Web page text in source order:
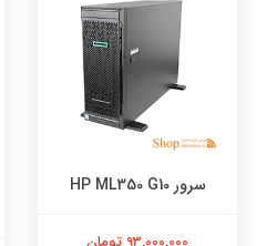
سرور HP ML350 G10